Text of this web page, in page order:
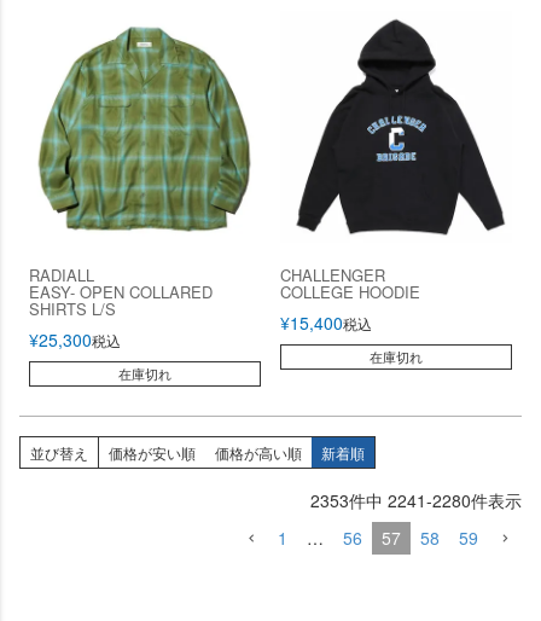
RADIALL
EASY- OPEN COLLARED
SHIRTS L/S
¥25,300税込
在庫切れ
CHALLENGER
COLLEGE HOODIE
¥15,400税込
在庫切れ
並び替え 価格が安い順 価格が高い順 新着順
2353件中 2241-2280件表示
1
… 56 57 58 59